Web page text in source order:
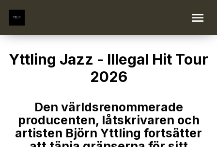
Yttling Jazz - Illegal Hit Tour
2026
Den världsrenommerade
producenten, låtskrivaren och
artisten Björn Yttling fortsätter